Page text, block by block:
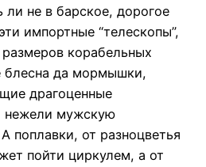
не в барское, дорогое
импортные “телескопы”,
корабельных
блесна да мормышки,
драгоценные
нежели мужскую
поплавки, от разноцветья
пойти циркулем, а от